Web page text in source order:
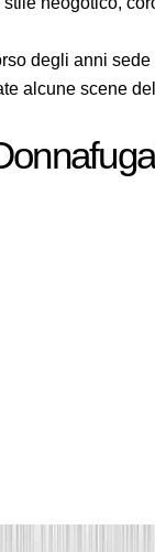
degli anni
alcune scene